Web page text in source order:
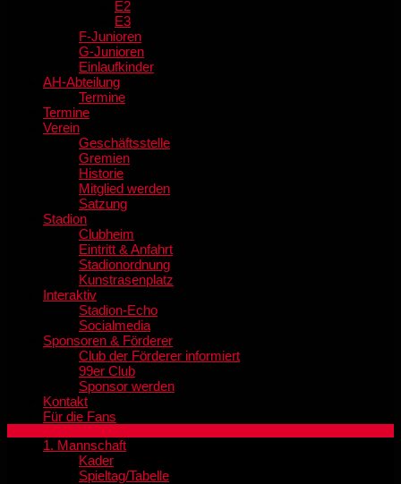
E2
E3
F-Junioren
G-Junioren
Einlaufkinder
AH-Abteilung
Termine
Termine
Verein
Geschäftsstelle
Gremien
Historie
Mitglied werden
Satzung
Stadion
Clubheim
Eintritt & Anfahrt
Stadionordnung
Kunstrasenplatz
Interaktiv
Stadion-Echo
Socialmedia
Sponsoren & Förderer
Club der Förderer informiert
99er Club
Sponsor werden
Kontakt
Für die Fans
1. Mannschaft
Kader
Spieltag/Tabelle